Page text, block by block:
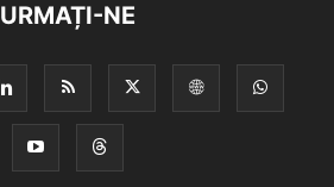
URMAȚI-NE